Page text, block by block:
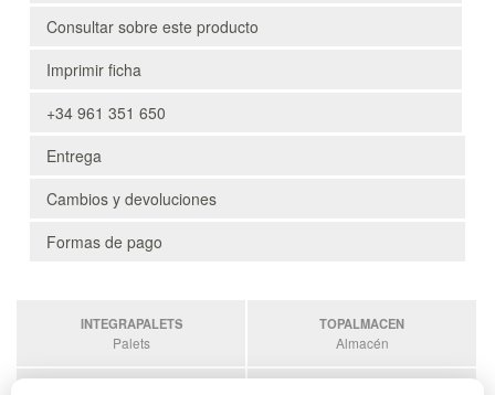
Consultar sobre este producto
Imprimir ficha
+34 961 351 650
Entrega
Cambios y devoluciones
Formas de pago
INTEGRAPALETS
Palets
TOPALMACEN
Almacén